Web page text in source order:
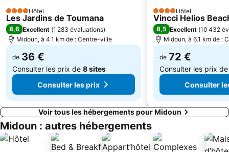
4 ÉtoilesHôtel
Les Jardins de Toumana
8,6 Excellent (1 283 évaluations)
Midoun, à 4.1 km de : Centre-ville
de 36 €
Consulter les prix de 8 sites
Consulter les prix
4 ÉtoilesHôtel
Vincci Helios
8,5 Excellent (10 432
Midoun, à 6.1 km de :
de 72 €
Consulter les prix
Consulter
Voir tous les hébergements pour Midoun
Midoun : autres hébergements